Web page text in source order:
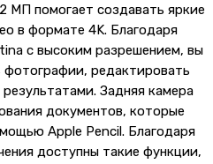
МП помогает создавать яркие
в формате 4K. Благодаря
с высоким разрешением, вы
редактировать
Задняя камера
документов, которые
Apple Pencil. Благодаря
доступны такие функции,